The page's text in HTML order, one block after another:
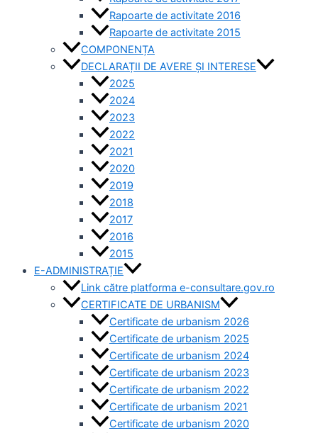
Rapoarte de activitate 2016
Rapoarte de activitate 2015
COMPONENȚA
DECLARAȚII DE AVERE ȘI INTERESE
2025
2024
2023
2022
2021
2020
2019
2018
2017
2016
2015
E-ADMINISTRAȚIE
Link către platforma e-consultare.gov.ro
CERTIFICATE DE URBANISM
Certificate de urbanism 2026
Certificate de urbanism 2025
Certificate de urbanism 2024
Certificate de urbanism 2023
Certificate de urbanism 2022
Certificate de urbanism 2021
Certificate de urbanism 2020